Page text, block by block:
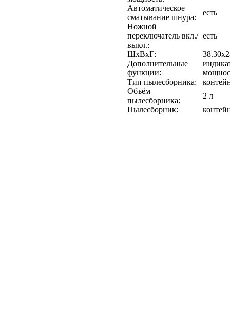
Автоматическое
сматывание шнура:
есть
Ножной
переключатель вкл./
выкл.:
есть
ШхВхГ:
Дополнительные
функции:
Тип пылесборника:
Объём
пылесборника:
2 л
Пылесборник: